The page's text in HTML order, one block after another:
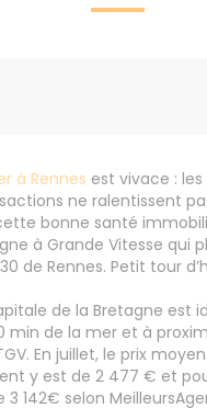
à Rennes est vivace :
ne ralentissent
bonne santé
à Grande Vitesse qui
de Rennes. Petit tour
de la Bretagne est
min de la mer et à
En juillet, le prix
y est de 2 477 € et
3 142€ selon